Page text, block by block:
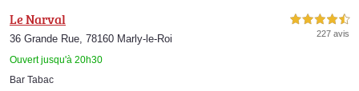
Le Narval
36 Grande Rue, 78160 Marly-le-Roi
Ouvert jusqu'à 20h30
4,5 étoiles sur 5
227 avis
Bar Tabac